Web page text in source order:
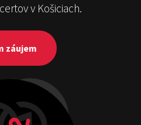
v Košiciach.
záujem